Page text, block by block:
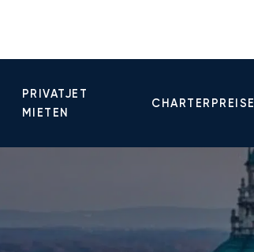
PRIVATJET
MIETEN
CHARTERPREISE